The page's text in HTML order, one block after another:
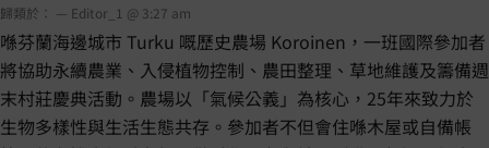
歸類於： — Editor_1 @ 3:27 am
喺芬蘭海邊城市 Turku 嘅歷史農場 Koroinen，一班國際參加者
將協助永續農業、入侵植物控制、農田整理、草地維護及籌備週
末村莊慶典活動。農場以「氣候公義」為核心，25年來致力於
生物多樣性與生活生態共存。參加者不但會住喺木屋或自備帳